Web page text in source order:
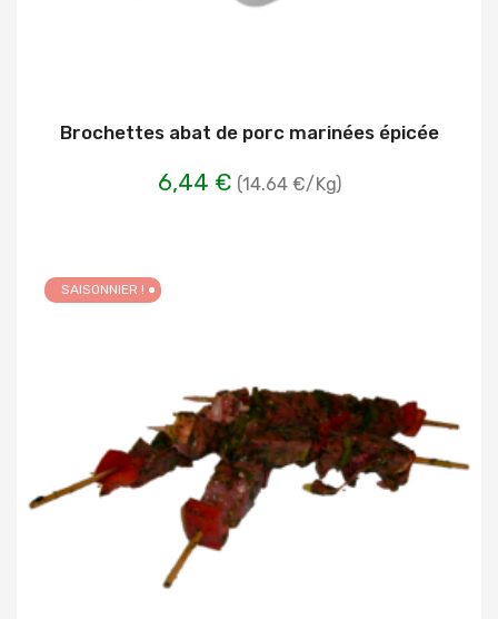
Brochettes abat de porc marinées épicée
6,44 € (14.64 €/Kg)
SAISONNIER !